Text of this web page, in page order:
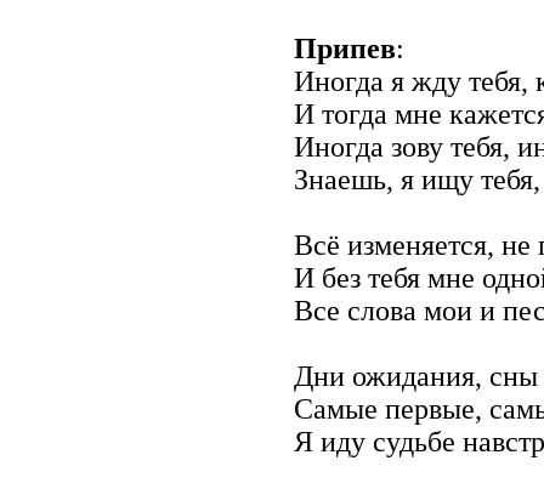
Припев:
Иногда я жду тебя,
И тогда мне
Иногда зову тебя,
Знаешь, я ищу
Всё изменяется, не
И без тебя мне
Все слова мои и
Дни ожидания,
Самые первые,
Я иду судьбе